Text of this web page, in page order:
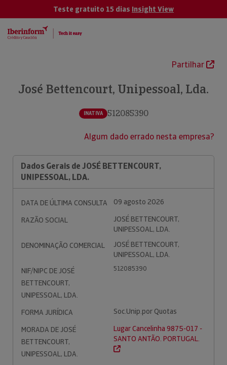
Teste gratuito 15 dias Insight View
Partilhar
José Bettencourt, Unipessoal, Lda.
INATIVA 512085390
Algum dado errado nesta empresa?
Dados Gerais de JOSÉ BETTENCOURT,
UNIPESSOAL, LDA.
DATA DE ÚLTIMA CONSULTA
09 agosto 2026
RAZÃO SOCIAL
JOSÉ BETTENCOURT,
UNIPESSOAL, LDA.
DENOMINAÇÃO COMERCIAL
JOSÉ BETTENCOURT,
UNIPESSOAL, LDA.
NIF/NIPC DE JOSÉ
BETTENCOURT,
UNIPESSOAL, LDA.
512085390
FORMA JURÍDICA
Soc.Unip.por Quotas
MORADA DE JOSÉ
BETTENCOURT,
UNIPESSOAL, LDA.
Lugar Cancelinha 9875-017 -
SANTO ANTÃO. PORTUGAL.